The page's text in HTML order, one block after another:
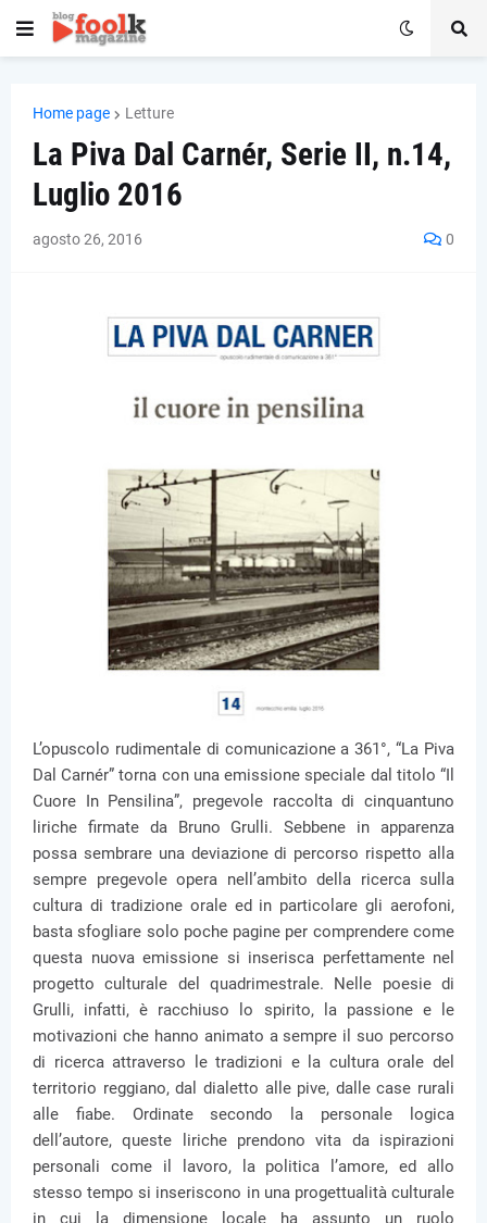
Home page Letture
La Piva Dal Carnér, Serie II, n.14,
Luglio 2016
agosto 26, 2016 0
L’opuscolo rudimentale di comunicazione a 361°, “La Piva
Dal Carnér” torna con una emissione speciale dal titolo “Il
Cuore In Pensilina”, pregevole raccolta di cinquantuno
liriche firmate da Bruno Grulli. Sebbene in apparenza
possa sembrare una deviazione di percorso rispetto alla
sempre pregevole opera nell’ambito della ricerca sulla
cultura di tradizione orale ed in particolare gli aerofoni,
basta sfogliare solo poche pagine per comprendere come
questa nuova emissione si inserisca perfettamente nel
progetto culturale del quadrimestrale. Nelle poesie di
Grulli, infatti, è racchiuso lo spirito, la passione e le
motivazioni che hanno animato a sempre il suo percorso
di ricerca attraverso le tradizioni e la cultura orale del
territorio reggiano, dal dialetto alle pive, dalle case rurali
alle fiabe. Ordinate secondo la personale logica
dell’autore, queste liriche prendono vita da ispirazioni
personali come il lavoro, la politica l’amore, ed allo
stesso tempo si inseriscono in una progettualità culturale
in cui la dimensione locale ha assunto un ruolo